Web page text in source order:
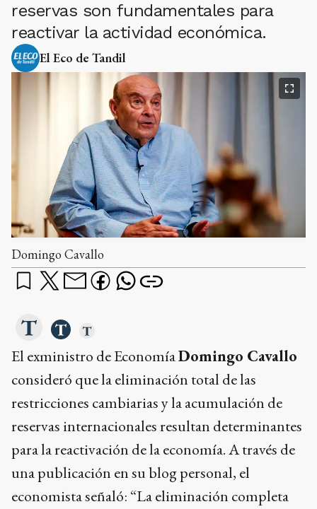
reservas son fundamentales para
reactivar la actividad económica.
El Eco de Tandil
Domingo Cavallo
El exministro de EconomíaDomingo Cavallo
consideró que la eliminación total de las
restricciones cambiarias y la acumulación de
reservas internacionales resultan determinantes
para la reactivación de la economía. A través de
una publicación en su blog personal, el
economista señaló: “La eliminación completa